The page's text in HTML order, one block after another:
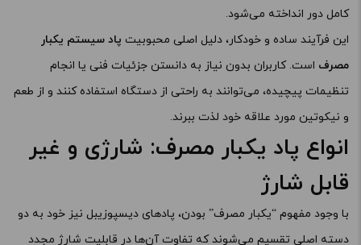
کامل دور انداخته می‌شود.
این فرآیند ساده و خودکار، دلیل اصلی محبوبیت پاد سیستم یکبار
مصرف است. کاربران بدون نیاز به دانستن جزئیات فنی یا انجام
تنظیمات پیچیده، می‌توانند به راحتی از دستگاه استفاده کنند و از طعم
و نیکوتین مورد علاقه خود لذت ببرند.
انواع پاد یکبار مصرف: شارژی و غیر
قابل شارژ
با وجود مفهوم “یکبار مصرف” بودن، پادهای دیسپوزیبل نیز خود به دو
دسته اصلی تقسیم می‌شوند که تفاوت آن‌ها در قابلیت شارژ مجدد